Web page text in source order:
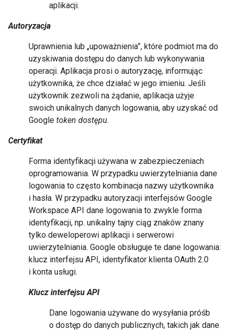
aplikacji.
Autoryzacja
Uprawnienia lub „upoważnienia”, które podmiot ma do
uzyskiwania dostępu do danych lub wykonywania
operacji. Aplikacja prosi o autoryzację, informując
użytkownika, że chce działać w jego imieniu. Jeśli
użytkownik zezwoli na żądanie, aplikacja użyje
swoich unikalnych danych logowania, aby uzyskać od
Google token dostępu.
Certyfikat
Forma identyfikacji używana w zabezpieczeniach
oprogramowania. W przypadku uwierzytelniania dane
logowania to często kombinacja nazwy użytkownika
i hasła. W przypadku autoryzacji interfejsów Google
Workspace API dane logowania to zwykle forma
identyfikacji, np. unikalny tajny ciąg znaków znany
tylko deweloperowi aplikacji i serwerowi
uwierzytelniania. Google obsługuje te dane logowania:
klucz interfejsu API, identyfikator klienta OAuth 2.0
i konta usługi.
Klucz interfejsu API
Dane logowania używane do wysyłania próśb
o dostęp do danych publicznych, takich jak dane